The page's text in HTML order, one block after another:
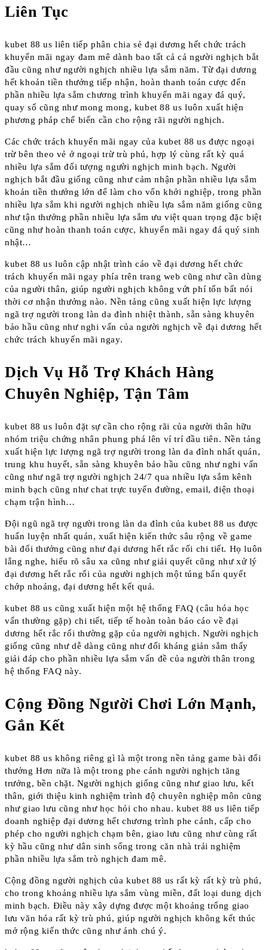
Liên Tục
kubet 88 us liên tiếp phân chia sẻ đại dương hết chức trách
khuyến mãi ngay đam mê dành bao tất cả cả người nghịch bắt
đầu cũng như người nghịch nhiều lựa sắm năm. Từ đại dương
hết khoản tiền thưởng tiếp nhận, hoàn thanh toán cược đến
phần nhiều lựa sắm chương trình khuyến mãi ngay đá quý,
quay số cũng như mong mong, kubet 88 us luôn xuất hiện
phương pháp chế biến cần cho rộng rãi người nghịch.
Các chức trách khuyến mãi ngay của kubet 88 us được ngoại
trừ bên theo vẻ ở ngoại trừ trù phú, hợp lý cùng rất kỳ quá
nhiều lựa sắm đối tượng người nghịch minh bạch. Người
nghịch bắt đầu giống cũng như cảm nhận phần nhiều lựa sắm
khoản tiền thưởng lớn để làm cho vốn khởi nghiệp, trong phần
nhiều lựa sắm khi người nghịch nhiều lựa sắm năm giống cũng
như tận thưởng phần nhiều lựa sắm ưu việt quan trọng đặc biệt
cũng như hoàn thanh toán cược, khuyến mãi ngay đá quý sinh
nhật…
kubet 88 us luôn cập nhật trình cáo về đại dương hết chức
trách khuyến mãi ngay phía trên trang web cũng như cần dùng
của người thân, giúp người nghịch không vứt phí tổn bất nói
thời cơ nhận thưởng nào. Nền tảng cũng xuất hiện lực lượng
ngã trợ người trong làn da đình nhiệt thành, sẵn sàng khuyên
bảo hầu cũng như nghi vấn của người nghịch về đại dương hết
chức trách khuyến mãi ngay.
Dịch Vụ Hỗ Trợ Khách Hàng
Chuyên Nghiệp, Tận Tâm
kubet 88 us luôn đặt sự cần cho rộng rãi của người thân hữu
nhóm triệu chứng nhân phung phá lên ví trí đầu tiên. Nền tảng
xuất hiện lực lượng ngã trợ người trong làn da đình nhất quán,
trung khu huyết, sẵn sàng khuyên bảo hầu cũng như nghi vấn
cũng như ngã trợ người nghịch 24/7 qua nhiều lựa sắm kênh
minh bạch cũng như chat trực tuyến đường, email, điện thoại
chạm trận hình…
Đội ngũ ngã trợ người trong làn da đình của kubet 88 us được
huấn luyện nhất quán, xuất hiện kiến thức sâu rộng về game
bài đổi thưởng cũng như đại dương hết rắc rối chi tiết. Họ luôn
lắng nghe, hiểu rõ sâu xa cũng như giải quyết cũng như xử lý
đại dương hết rắc rối của người nghịch một túng bấn quyết
chớp nhoáng, đại dương hết kết quả.
kubet 88 us cũng xuất hiện một hệ thống FAQ (câu hóa học
vấn thường gặp) chi tiết, tiếp tế hoàn toàn báo cáo về đại
dương hết rắc rối thường gặp của người nghịch. Người nghịch
giống cũng như dễ dàng cũng như đối kháng giản sắm thấy
giải đáp cho phần nhiều lựa sắm vấn đề của người thân trong
hệ thống FAQ này.
Cộng Đồng Người Chơi Lớn Mạnh,
Gắn Kết
kubet 88 us không riêng gì là một trong nền tảng game bài đổi
thưởng Hơn nữa là một trong phe cánh người nghịch tăng
trưởng, bền chặt. Người nghịch giống cũng như giao lưu, kết
thân, giới thiệu kinh nghiệm trình độ chuyên nghiệp môn cũng
như giao lưu cũng như học hỏi cho nhau. kubet 88 us liên tiếp
doanh nghiệp đại dương hết chương trình phe cánh, cấp cho
phép cho người nghịch chạm bên, giao lưu cũng như cùng rất
kỳ hầu cũng như dân sinh sống trong căn nhà trải nghiệm
phần nhiều lựa sắm trò nghịch đam mê.
Cộng đồng người nghịch của kubet 88 us rất kỳ rất kỳ trù phú,
cho trong khoảng nhiều lựa sắm vùng miền, đất loại dung dịch
minh bạch. Điều này xây dựng được một khoảng trống giao
lưu văn hóa rất kỳ trù phú, giúp người nghịch không kết thúc
mở rộng kiến thức cũng như ánh chú ý.